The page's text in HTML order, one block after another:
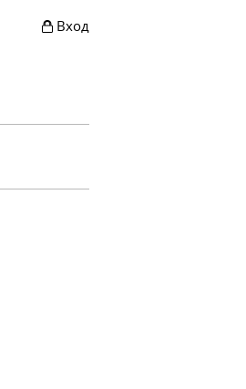
Вход